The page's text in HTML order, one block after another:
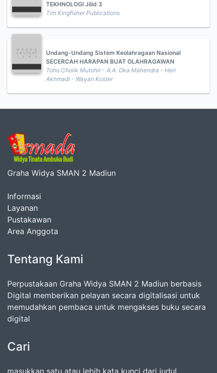
TEKHNOLOGI Jilid 3
Tim Kingfisher Publications
Undang-Undang Sistem Keolahragaan Nasional
SECERCAH HARAPAN BUAT OLAHRAGAWAN
Toho Cholik Mutohir - A.A. Oka Mahendra - Heri
Akhmadi - Wayan Koster
Graha Widya SMAN 2 Madiun
Informasi
Layanan
Pustakawan
Area Anggota
Tentang Kami
Perpustakaan Graha Widya SMAN 2 Madiun berbasis
Digital memberikan pelayan secara digitalisasi untuk
memudahkan pembaca untuk mengakses buku secara
digital
Cari
masukkan satu atau lebih kata kunci dari judul,